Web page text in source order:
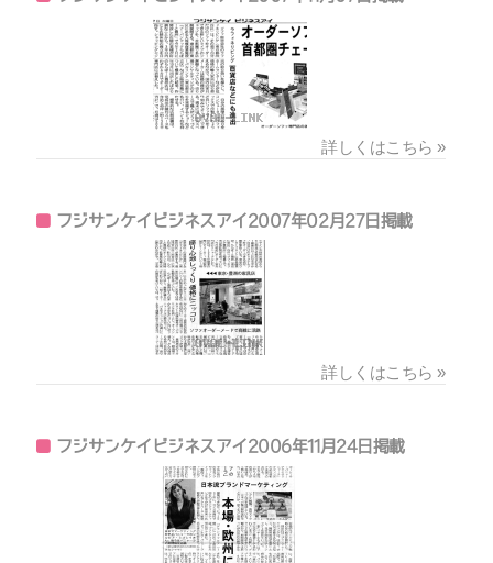
詳しくはこちら »
フジサンケイビジネスアイ2007年02月27日掲載
詳しくはこちら »
フジサンケイビジネスアイ2006年11月24日掲載